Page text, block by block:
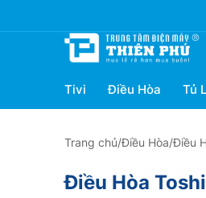
Tivi Điều Hòa Tủ
Trang chủ/Điều Hòa/Điều
Điều Hòa